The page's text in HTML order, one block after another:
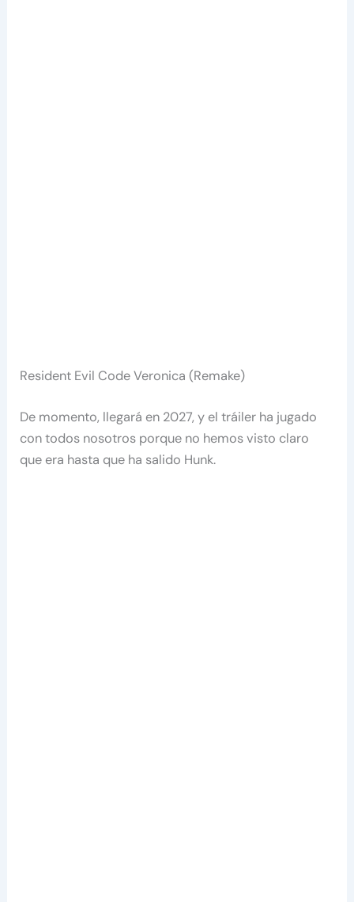
Resident Evil Code Veronica (Remake)
De momento, llegará en 2027, y el tráiler ha jugado
con todos nosotros porque no hemos visto claro
que era hasta que ha salido Hunk.